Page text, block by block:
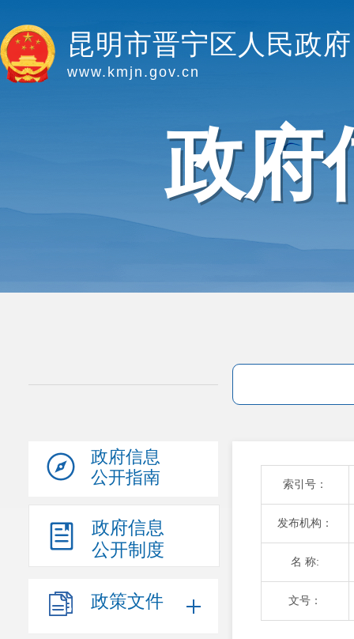
昆明市晋宁区人民政府
www.kmjn.gov.cn
政府
政府信息
公开指南
政府信息
公开制度
政策文件
索引号：
发布机构：
名 称:
文号：